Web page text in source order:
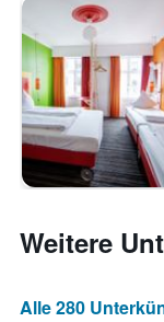
Weitere
Alle 280